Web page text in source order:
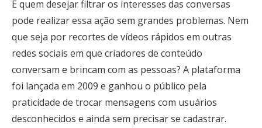
E quem desejar filtrar os interesses das conversas
pode realizar essa ação sem grandes problemas. Nem
que seja por recortes de vídeos rápidos em outras
redes sociais em que criadores de conteúdo
conversam e brincam com as pessoas? A plataforma
foi lançada em 2009 e ganhou o público pela
praticidade de trocar mensagens com usuários
desconhecidos e ainda sem precisar se cadastrar.